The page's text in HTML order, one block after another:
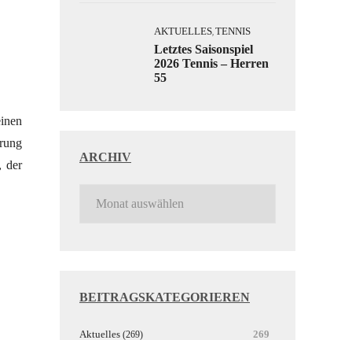
der
AKTUELLES, TENNIS
Letztes Saisonspiel
2026 Tennis – Herren
55
ARCHIV
BEITRAGSKATEGORIEREN
Aktuelles (269)
269